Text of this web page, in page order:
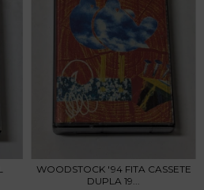
WOODSTOCK '94 FITA CASSETE
DUPLA 19...